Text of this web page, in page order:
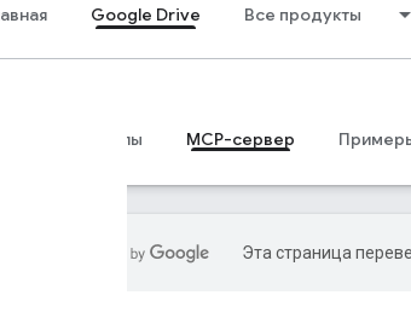
Google Drive Все продукты
материалы MCP-сервер
Эта страница